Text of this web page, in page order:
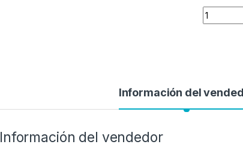
Quantity
Información del
Información del vendedor